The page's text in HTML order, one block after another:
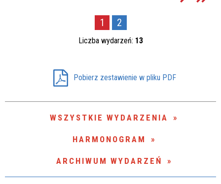
1 2
Liczba wydarzeń: 13
Pobierz zestawienie w pliku PDF
WSZYSTKIE WYDARZENIA
HARMONOGRAM
ARCHIWUM WYDARZEŃ